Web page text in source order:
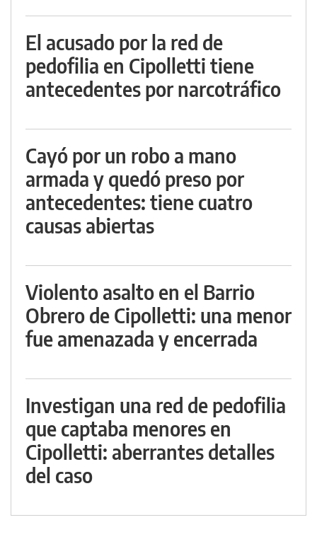
El acusado por la red de
pedofilia en Cipolletti tiene
antecedentes por narcotráfico
Cayó por un robo a mano
armada y quedó preso por
antecedentes: tiene cuatro
causas abiertas
Violento asalto en el Barrio
Obrero de Cipolletti: una menor
fue amenazada y encerrada
Investigan una red de pedofilia
que captaba menores en
Cipolletti: aberrantes detalles
del caso